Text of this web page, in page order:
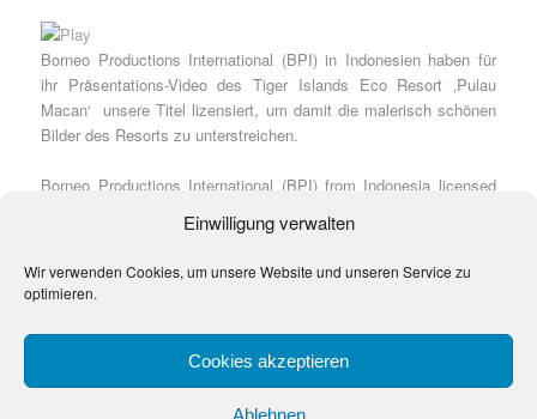
Einwilligung verwalten
Wir verwenden Cookies, um unsere Website und unseren Service zu
optimieren.
Cookies akzeptieren
Ablehnen
Borneo Productions International (BPI) in Indonesien haben für
ihr Präsentations-Video des Tiger Islands Eco Resort ‚Pulau
Macan‘ unsere Titel lizensiert, um damit die malerisch schönen
Bilder des Resorts zu unterstreichen.
Borneo Productions International (BPI) from Indonesia licensed
Resort ‚Pulau Macan‘, to lay our music underneath the pictures